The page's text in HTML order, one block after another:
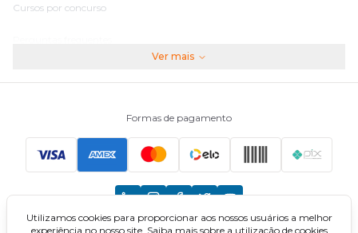
Cursos por concurso
Principais Concursos
CNU
TCU
Ver mais
Formas de pagamento
Utilizamos cookies para proporcionar aos nossos usuários a melhor
experiência no nosso site. Saiba mais sobre a utilização de cookies